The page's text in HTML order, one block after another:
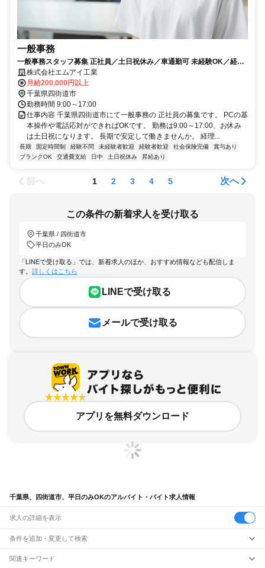
一般事務
一般事務スタッフ募集 正社員／土日祝休み／車通勤可 未経験OK／経験
者優遇
株式会社エムアイ工業
月給200,000円以上
千葉県四街道市
勤務時間 9:00～17:00
仕事内容 千葉県四街道市にて一般事務の 正社員の募集です。 PCの基
本操作や電話応対ができればOKです。 勤務は9:00～17:00、お休み
は土日祝になります。 長期で安定して働きませんか。 経理...
長期 固定時間制 経験不問 未経験者歓迎 経験者歓迎 社会保険完備
賞与あり
ブランクOK
交通費支給 日中 土日祝休み 昇給あり
前へ 1 2 3 4 5 次へ
この条件の新着求人を受け取る
千葉県 / 四街道市
平日のみOK
「LINEで受け取る」では、新着求人のほか、おすすめ情報なども配信しま
す。 詳しくはこちら
LINEで受け取る
メールで受け取る
アプリを無料ダウンロード
千葉県、四街道市、平日のみOKのアルバイト・バイト求人情報
求人の詳細を表示
条件を追加・変更して検索
市区町村を追加・変更
関連キーワード